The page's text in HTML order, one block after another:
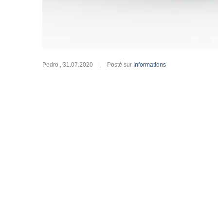
Pedro 31.07.2020 | Posté sur Informations